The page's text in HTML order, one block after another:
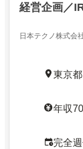
経営企画／
日本テクノ株式会
東京
年収
完全